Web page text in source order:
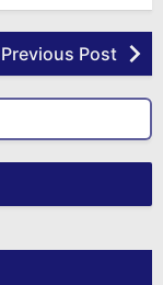
Previous Post